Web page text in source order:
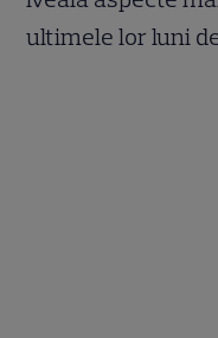
ultimele lor luni